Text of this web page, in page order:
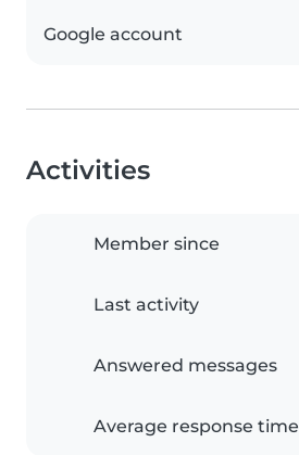
Google account
Activities
Member since
Last activity
Answered messages
Average response time